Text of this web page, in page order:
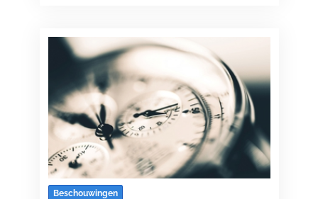
Beschouwingen